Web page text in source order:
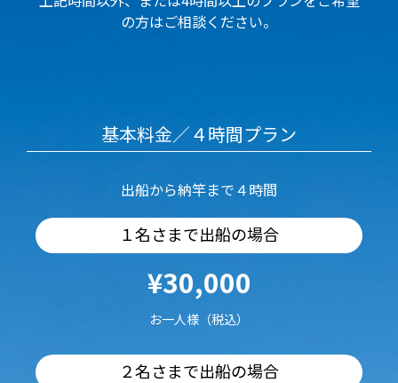
の方はご相談ください。
基本料金／４時間プラン
出船から納竿まで４時間
１名さまで出船の場合
¥30,000
お一人様（税込）
２名さまで出船の場合